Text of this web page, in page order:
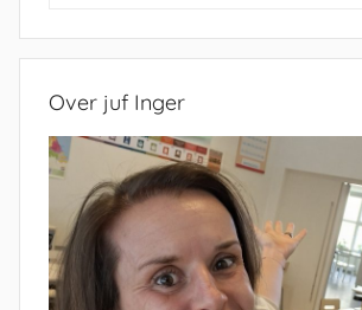
Over juf Inger